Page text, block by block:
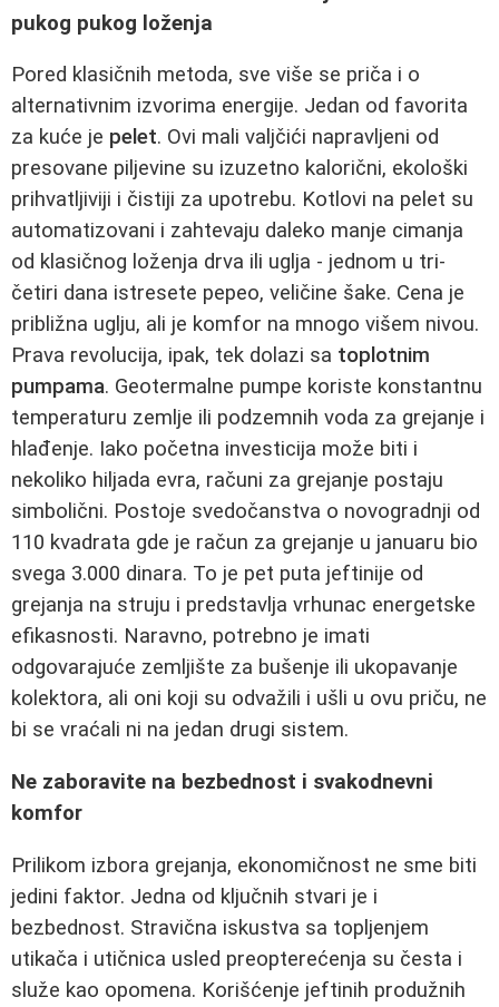
pukog pukog loženja
Pored klasičnih metoda, sve više se priča i o
alternativnim izvorima energije. Jedan od favorita
za kuće je pelet. Ovi mali valjčići napravljeni od
presovane piljevine su izuzetno kalorični, ekološki
prihvatljiviji i čistiji za upotrebu. Kotlovi na pelet su
automatizovani i zahtevaju daleko manje cimanja
od klasičnog loženja drva ili uglja - jednom u tri-
četiri dana istresete pepeo, veličine šake. Cena je
približna uglju, ali je komfor na mnogo višem nivou.
Prava revolucija, ipak, tek dolazi sa toplotnim
pumpama. Geotermalne pumpe koriste konstantnu
temperaturu zemlje ili podzemnih voda za grejanje i
hlađenje. Iako početna investicija može biti i
nekoliko hiljada evra, računi za grejanje postaju
simbolični. Postoje svedočanstva o novogradnji od
110 kvadrata gde je račun za grejanje u januaru bio
svega 3.000 dinara. To je pet puta jeftinije od
grejanja na struju i predstavlja vrhunac energetske
efikasnosti. Naravno, potrebno je imati
odgovarajuće zemljište za bušenje ili ukopavanje
kolektora, ali oni koji su odvažili i ušli u ovu priču, ne
bi se vraćali ni na jedan drugi sistem.
Ne zaboravite na bezbednost i svakodnevni
komfor
Prilikom izbora grejanja, ekonomičnost ne sme biti
jedini faktor. Jedna od ključnih stvari je i
bezbednost. Stravična iskustva sa topljenjem
utikača i utičnica usled preopterećenja su česta i
služe kao opomena. Korišćenje jeftinih produžnih